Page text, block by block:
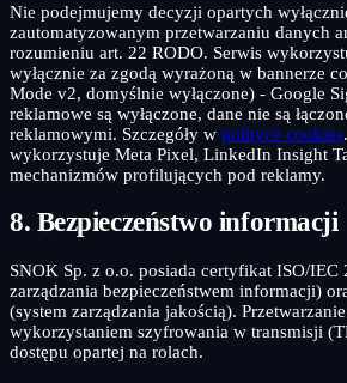
Nie podejmujemy decyzji opartych
zautomatyzowanym przetwarzaniu danych
rozumieniu art. 22 RODO. Serwis
wyłącznie za zgodą wyrażoną w bannerze
Mode v2, domyślnie wyłączone) - Google
reklamowe są wyłączone, dane nie są
reklamowymi. Szczegóły w polityce cookies
wykorzystuje Meta Pixel, LinkedIn Insight
mechanizmów profilujących pod reklamy.
8. Bezpieczeństwo informacji
SNOK Sp. z o.o. posiada certyfikat ISO/IEC
zarządzania bezpieczeństwem informacji)
(system zarządzania jakością).
wykorzystaniem szyfrowania w transmisji
dostępu opartej na rolach.